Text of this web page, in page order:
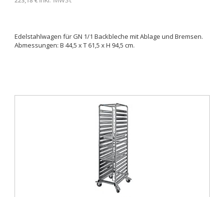
Edelstahlwagen für GN 1/1 Backbleche mit Ablage und Bremsen.
Abmessungen: B 44,5 x T 61,5 x H 94,5 cm.